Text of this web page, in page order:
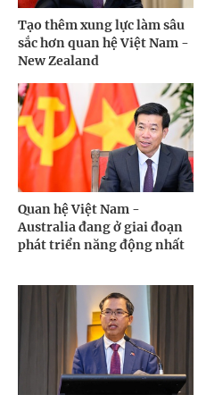
Tạo thêm xung lực làm sâu
sắc hơn quan hệ Việt Nam -
New Zealand
Quan hệ Việt Nam -
Australia đang ở giai đoạn
phát triển năng động nhất